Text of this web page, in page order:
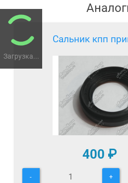
Загрузка...
Сальник кпп
400 ₽
- +